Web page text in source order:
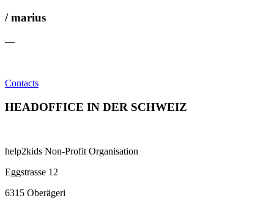
/ marius
—
Contacts
HEADOFFICE IN DER SCHWEIZ
help2kids Non-Profit Organisation
Eggstrasse 12
6315 Oberägeri